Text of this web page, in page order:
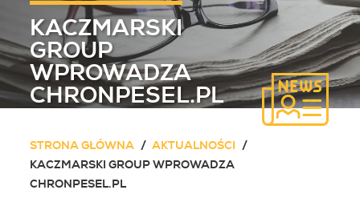
AKTUALNOŚCI
OFERTA
KARIERA
KACZMARSKI
GROUP
WPROWADZA
CHRONPESEL.PL
STRONA GŁÓWNA
AKTUALNOŚCI
KACZMARSKI GROUP WPROWADZA
CHRONPESEL.PL